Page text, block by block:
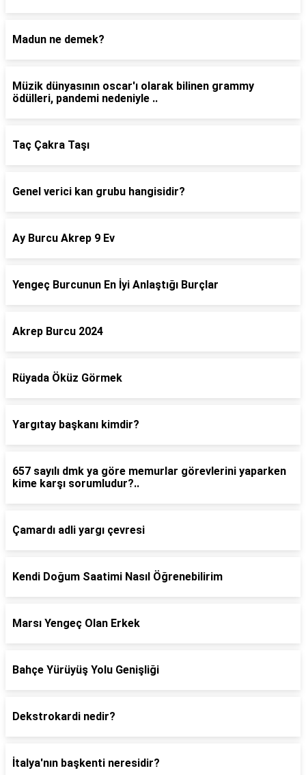
Madun ne demek?
Müzik dünyasının oscar'ı olarak bilinen grammy
ödülleri, pandemi nedeniyle ..
Taç Çakra Taşı
Genel verici kan grubu hangisidir?
Ay Burcu Akrep 9 Ev
Yengeç Burcunun En İyi Anlaştığı Burçlar
Akrep Burcu 2024
Rüyada Öküz Görmek
Yargıtay başkanı kimdir?
657 sayılı dmk ya göre memurlar görevlerini yaparken
kime karşı sorumludur?..
Çamardı adli yargı çevresi
Kendi Doğum Saatimi Nasıl Öğrenebilirim
Marsı Yengeç Olan Erkek
Bahçe Yürüyüş Yolu Genişliği
Dekstrokardi nedir?
İtalya'nın başkenti neresidir?